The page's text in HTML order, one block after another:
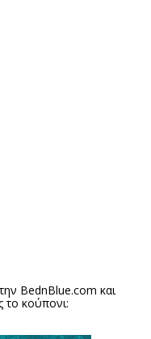
BednBlue.com και
το κούπονι: